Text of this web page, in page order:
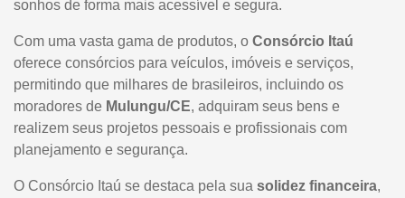
sonhos de forma mais acessível e segura.
Com uma vasta gama de produtos, o Consórcio Itaú
oferece consórcios para veículos, imóveis e serviços,
permitindo que milhares de brasileiros, incluindo os
moradores de Mulungu/CE, adquiram seus bens e
realizem seus projetos pessoais e profissionais com
planejamento e segurança.
O Consórcio Itaú se destaca pela sua solidez financeira,